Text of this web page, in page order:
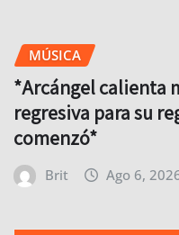
MÚSICA
*Arcángel calienta
regresiva para su
comenzó*
Brit Ago 6,